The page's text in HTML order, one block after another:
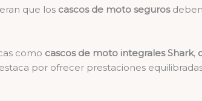
que los cascos de moto seguros
como cascos de moto integrales Shark,
por ofrecer prestaciones